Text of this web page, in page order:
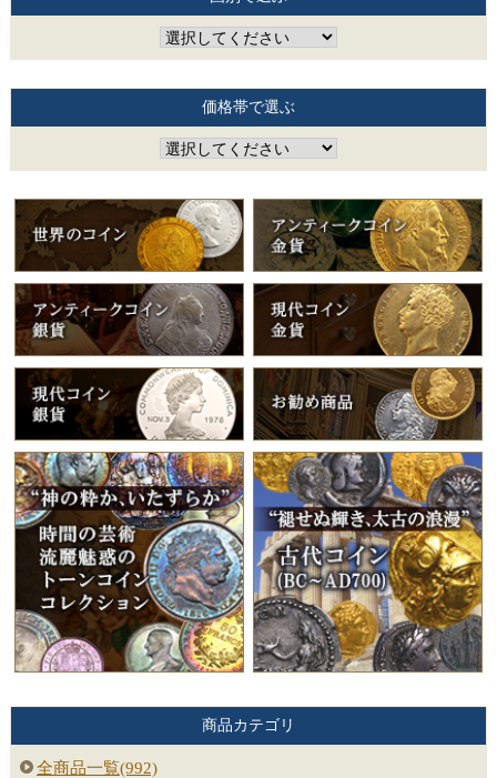
価格帯で選ぶ
商品カテゴリ
全商品一覧(992)